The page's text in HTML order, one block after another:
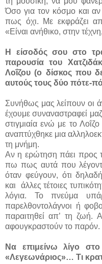
Όσο για τον κόσμο και αν
πως όχι. Με εκφράζει
«Είναι ανήθικο, στην
Η είσοδός σου στο
παρουσία του
Λοΐζου (ο δίσκος που
αυτούς τους δύο πότε-
Συνήθως μας λείπουν οι
έχουμε συναναστραφεί
στιγμιαία ενώ με το
αναπτύχθηκε μια
τη μνήμη.
Αν η ερώτηση πάει προς
πω πως αυτά που
όταν φεύγουν, ότι
και
άλλες τέτοιες
λόγια. Το πνεύμα
παρελθοντολάγνοι ή
παραιτηθεί απ’ τη ζωή.
αφουγκραστούν το παρόν.
Να επιμείνω λίγο
«Λεγεωνάριος»… Τι